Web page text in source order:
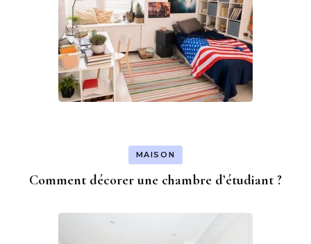
MAISON
Comment décorer une chambre d’étudiant ?